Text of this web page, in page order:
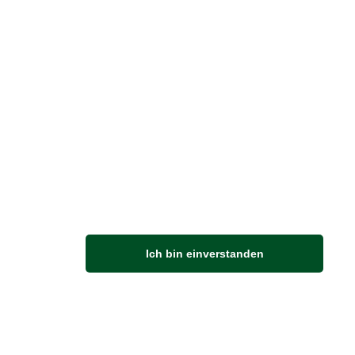
Ich bin einverstanden